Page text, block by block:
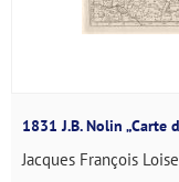
1831 J.B. Nolin „Carte
Jacques François